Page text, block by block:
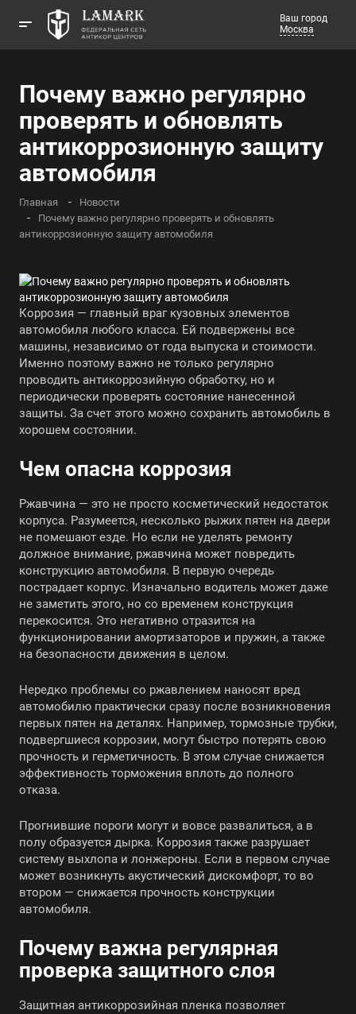
Ваш город
Москва
Почему важно регулярно
проверять и обновлять
антикоррозионную защиту
автомобиля
Главная
Новости
Почему важно регулярно проверять и обновлять
антикоррозионную защиту автомобиля
Коррозия — главный враг кузовных элементов
автомобиля любого класса. Ей подвержены все
машины, независимо от года выпуска и стоимости.
Именно поэтому важно не только регулярно
проводить антикоррозийную обработку, но и
периодически проверять состояние нанесенной
защиты. За счет этого можно сохранить автомобиль в
хорошем состоянии.
Чем опасна коррозия
Ржавчина — это не просто косметический недостаток
корпуса. Разумеется, несколько рыжих пятен на двери
не помешают езде. Но если не уделять ремонту
должное внимание, ржавчина может повредить
конструкцию автомобиля. В первую очередь
пострадает корпус. Изначально водитель может даже
не заметить этого, но со временем конструкция
перекосится. Это негативно отразится на
функционировании амортизаторов и пружин, а также
на безопасности движения в целом.
Нередко проблемы со ржавлением наносят вред
автомобилю практически сразу после возникновения
первых пятен на деталях. Например, тормозные трубки,
подвергшиеся коррозии, могут быстро потерять свою
прочность и герметичность. В этом случае снижается
эффективность торможения вплоть до полного
отказа.
Прогнившие пороги могут и вовсе развалиться, а в
полу образуется дырка. Коррозия также разрушает
систему выхлопа и лонжероны. Если в первом случае
может возникнуть акустический дискомфорт, то во
втором — снижается прочность конструкции
автомобиля.
Почему важна регулярная
проверка защитного слоя
Защитная антикоррозийная пленка позволяет
Телефоны
Заказать звонок